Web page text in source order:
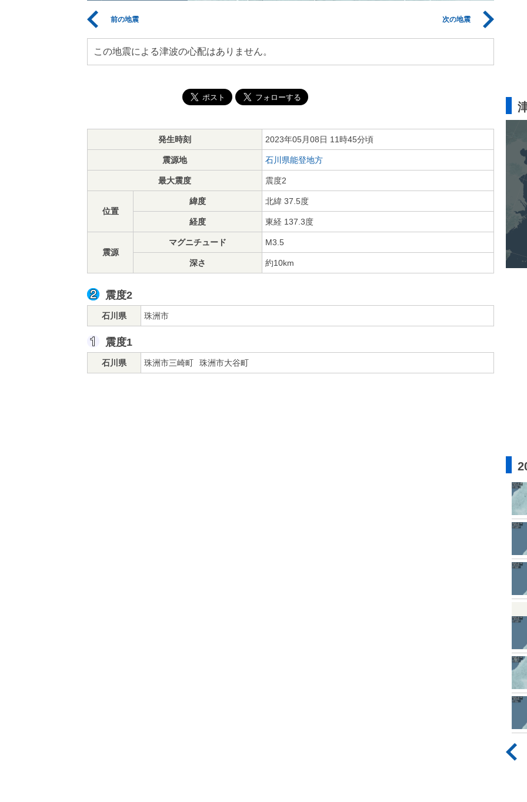
前の地震 次の地震
この地震による津波の心配はありません。
発生時刻 2023年05月08日 11時45分頃
震源地 石川県能登地方
最大震度 震度2
位置
緯度 北緯 37.5度
経度 東経 137.3度
震源
マグニチュード M3.5
深さ 約10km
震度2
石川県 珠洲市
震度1
石川県 珠洲市三崎町 珠洲市大谷町